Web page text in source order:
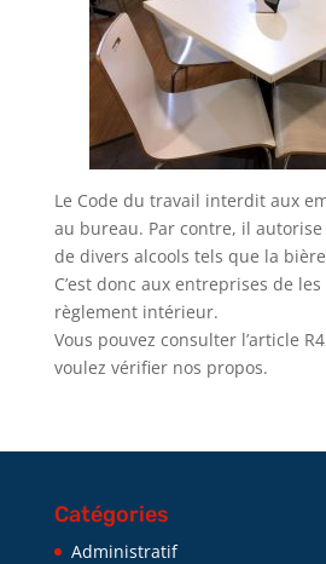
Le Code du travail interdit aux
au bureau. Par contre, il
de divers alcools tels que la
C’est donc aux entreprises de
règlement intérieur.
Vous pouvez consulter l’article
voulez vérifier nos propos.
Catégories
Administratif